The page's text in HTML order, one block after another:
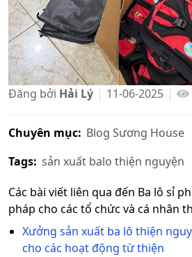
Đăng bởi Hải Lý 11-06-2025
Chuyên mục: Blog Sương House
Tags: sản xuất balo thiện nguyện
Các bài viết liên qua đến Ba lô sỉ
pháp cho các tổ chức và cá nhân
Xưởng sản xuất ba lô thiện
cho các hoạt động từ thiện